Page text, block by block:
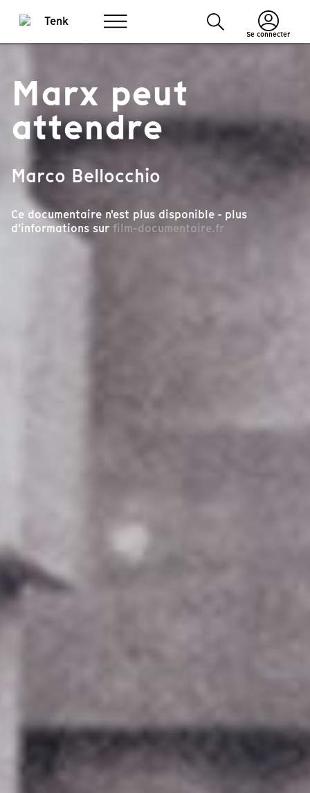
Se connecter
Marx peut
attendre
Marco Bellocchio
Ce documentaire n'est plus disponible - plus
d'informations sur film-documentaire.fr